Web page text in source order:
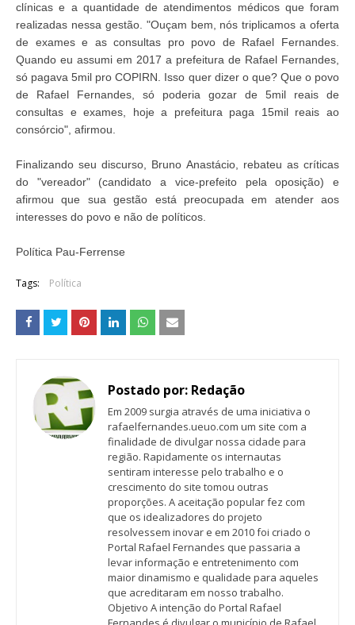
clínicas e a quantidade de atendimentos médicos que foram
realizadas nessa gestão. "Ouçam bem, nós triplicamos a oferta
de exames e as consultas pro povo de Rafael Fernandes.
Quando eu assumi em 2017 a prefeitura de Rafael Fernandes,
só pagava 5mil pro COPIRN. Isso quer dizer o que? Que o povo
de Rafael Fernandes, só poderia gozar de 5mil reais de
consultas e exames, hoje a prefeitura paga 15mil reais ao
consórcio", afirmou.
Finalizando seu discurso, Bruno Anastácio, rebateu as críticas
do "vereador" (candidato a vice-prefeito pela oposição) e
afirmou que sua gestão está preocupada em atender aos
interesses do povo e não de políticos.
Política Pau-Ferrense
Tags: Política
Postado por: Redação
Em 2009 surgia através de uma iniciativa o
rafaelfernandes.ueuo.com um site com a
finalidade de divulgar nossa cidade para
região. Rapidamente os internautas
sentiram interesse pelo trabalho e o
crescimento do site tomou outras
proporções. A aceitação popular fez com
que os idealizadores do projeto
resolvessem inovar e em 2010 foi criado o
Portal Rafael Fernandes que passaria a
levar informação e entretenimento com
maior dinamismo e qualidade para aqueles
que acreditaram em nosso trabalho.
Objetivo A intenção do Portal Rafael